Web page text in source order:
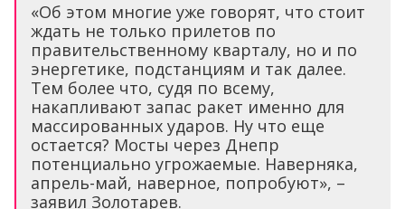
«Об этом многие уже говорят, что стоит
ждать не только прилетов по
правительственному кварталу, но и по
энергетике, подстанциям и так далее.
Тем более что, судя по всему,
накапливают запас ракет именно для
массированных ударов. Ну что еще
остается? Мосты через Днепр
потенциально угрожаемые. Наверняка,
апрель-май, наверное, попробуют», –
заявил Золотарев.